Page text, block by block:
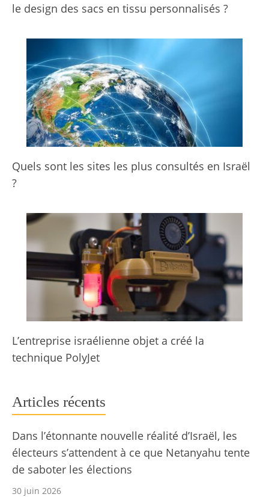
le design des sacs en tissu personnalisés ?
Quels sont les sites les plus consultés en Israël
?
L’entreprise israélienne objet a créé la
technique PolyJet
Articles récents
Dans l’étonnante nouvelle réalité d’Israël, les
électeurs s’attendent à ce que Netanyahu tente
de saboter les élections
30 juin 2026